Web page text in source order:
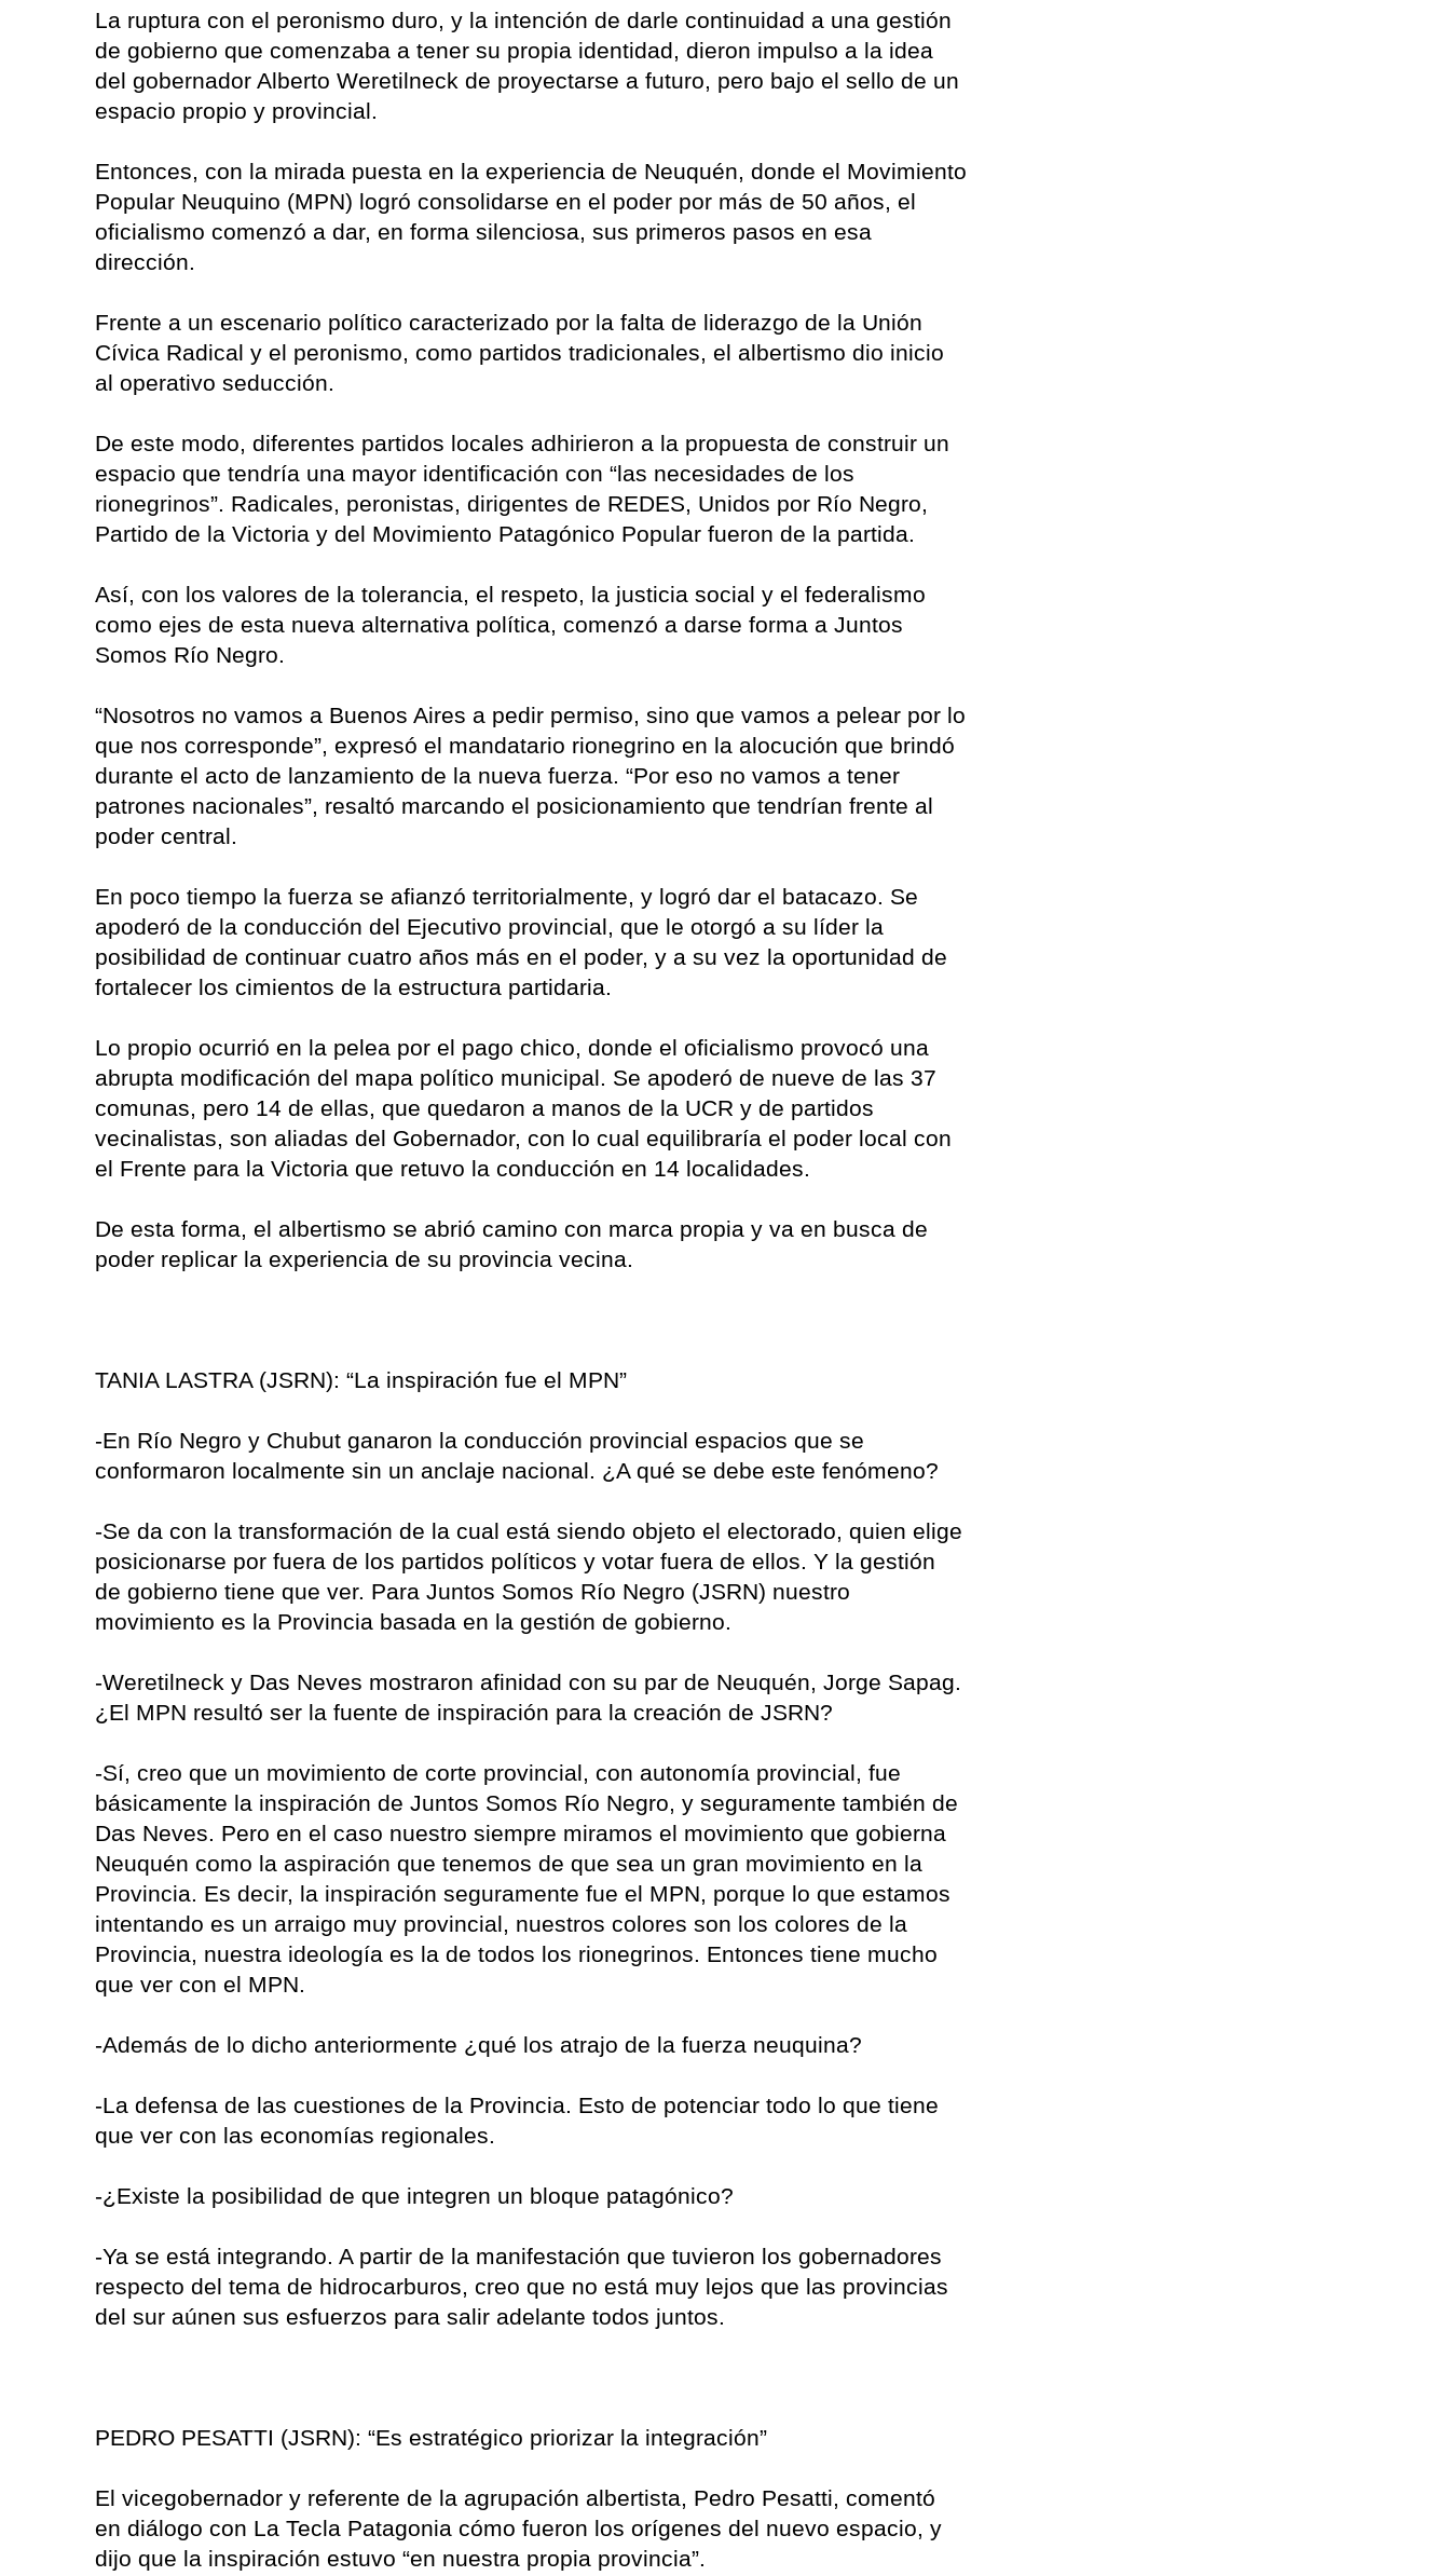
La ruptura con el peronismo duro, y la intención de darle continuidad a una gestión
de gobierno que comenzaba a tener su propia identidad, dieron impulso a la idea
del gobernador Alberto Weretilneck de proyectarse a futuro, pero bajo el sello de un
espacio propio y provincial.
Entonces, con la mirada puesta en la experiencia de Neuquén, donde el Movimiento
Popular Neuquino (MPN) logró consolidarse en el poder por más de 50 años, el
oficialismo comenzó a dar, en forma silenciosa, sus primeros pasos en esa
dirección.
Frente a un escenario político caracterizado por la falta de liderazgo de la Unión
Cívica Radical y el peronismo, como partidos tradicionales, el albertismo dio inicio
al operativo seducción.
De este modo, diferentes partidos locales adhirieron a la propuesta de construir un
espacio que tendría una mayor identificación con “las necesidades de los
rionegrinos”. Radicales, peronistas, dirigentes de REDES, Unidos por Río Negro,
Partido de la Victoria y del Movimiento Patagónico Popular fueron de la partida.
Así, con los valores de la tolerancia, el respeto, la justicia social y el federalismo
como ejes de esta nueva alternativa política, comenzó a darse forma a Juntos
Somos Río Negro.
“Nosotros no vamos a Buenos Aires a pedir permiso, sino que vamos a pelear por lo
que nos corresponde”, expresó el mandatario rionegrino en la alocución que brindó
durante el acto de lanzamiento de la nueva fuerza. “Por eso no vamos a tener
patrones nacionales”, resaltó marcando el posicionamiento que tendrían frente al
poder central.
En poco tiempo la fuerza se afianzó territorialmente, y logró dar el batacazo. Se
apoderó de la conducción del Ejecutivo provincial, que le otorgó a su líder la
posibilidad de continuar cuatro años más en el poder, y a su vez la oportunidad de
fortalecer los cimientos de la estructura partidaria.
Lo propio ocurrió en la pelea por el pago chico, donde el oficialismo provocó una
abrupta modificación del mapa político municipal. Se apoderó de nueve de las 37
comunas, pero 14 de ellas, que quedaron a manos de la UCR y de partidos
vecinalistas, son aliadas del Gobernador, con lo cual equilibraría el poder local con
el Frente para la Victoria que retuvo la conducción en 14 localidades.
De esta forma, el albertismo se abrió camino con marca propia y va en busca de
poder replicar la experiencia de su provincia vecina.
TANIA LASTRA (JSRN): “La inspiración fue el MPN”
-En Río Negro y Chubut ganaron la conducción provincial espacios que se
conformaron localmente sin un anclaje nacional. ¿A qué se debe este fenómeno?
-Se da con la transformación de la cual está siendo objeto el electorado, quien elige
posicionarse por fuera de los partidos políticos y votar fuera de ellos. Y la gestión
de gobierno tiene que ver. Para Juntos Somos Río Negro (JSRN) nuestro
movimiento es la Provincia basada en la gestión de gobierno.
-Weretilneck y Das Neves mostraron afinidad con su par de Neuquén, Jorge Sapag.
¿El MPN resultó ser la fuente de inspiración para la creación de JSRN?
-Sí, creo que un movimiento de corte provincial, con autonomía provincial, fue
básicamente la inspiración de Juntos Somos Río Negro, y seguramente también de
Das Neves. Pero en el caso nuestro siempre miramos el movimiento que gobierna
Neuquén como la aspiración que tenemos de que sea un gran movimiento en la
Provincia. Es decir, la inspiración seguramente fue el MPN, porque lo que estamos
intentando es un arraigo muy provincial, nuestros colores son los colores de la
Provincia, nuestra ideología es la de todos los rionegrinos. Entonces tiene mucho
que ver con el MPN.
-Además de lo dicho anteriormente ¿qué los atrajo de la fuerza neuquina?
-La defensa de las cuestiones de la Provincia. Esto de potenciar todo lo que tiene
que ver con las economías regionales.
-¿Existe la posibilidad de que integren un bloque patagónico?
-Ya se está integrando. A partir de la manifestación que tuvieron los gobernadores
respecto del tema de hidrocarburos, creo que no está muy lejos que las provincias
del sur aúnen sus esfuerzos para salir adelante todos juntos.
PEDRO PESATTI (JSRN): “Es estratégico priorizar la integración”
El vicegobernador y referente de la agrupación albertista, Pedro Pesatti, comentó
en diálogo con La Tecla Patagonia cómo fueron los orígenes del nuevo espacio, y
dijo que la inspiración estuvo “en nuestra propia provincia”.